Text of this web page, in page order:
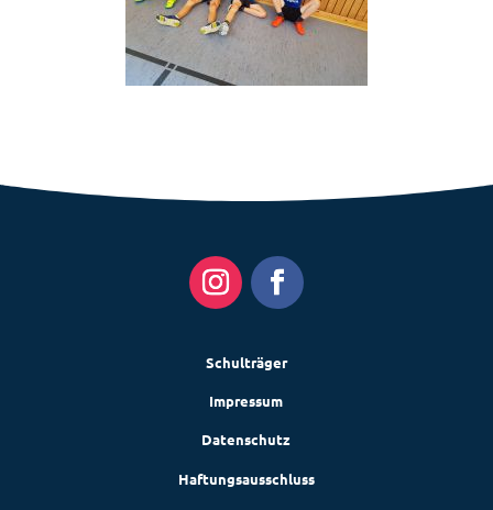
Schulträger
Impressum
Datenschutz
Haftungsausschluss